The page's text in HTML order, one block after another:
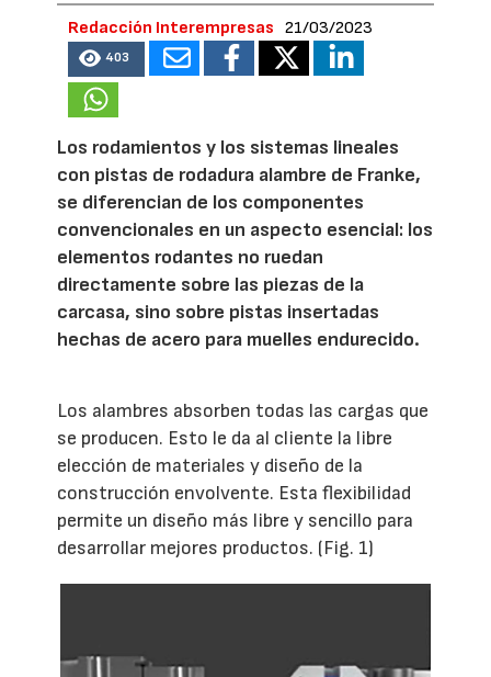
Redacción Interempresas 21/03/2023
403
Los rodamientos y los sistemas lineales
con pistas de rodadura alambre de Franke,
se diferencian de los componentes
convencionales en un aspecto esencial: los
elementos rodantes no ruedan
directamente sobre las piezas de la
carcasa, sino sobre pistas insertadas
hechas de acero para muelles endurecido.
Los alambres absorben todas las cargas que
se producen. Esto le da al cliente la libre
elección de materiales y diseño de la
construcción envolvente. Esta flexibilidad
permite un diseño más libre y sencillo para
desarrollar mejores productos. (Fig. 1)